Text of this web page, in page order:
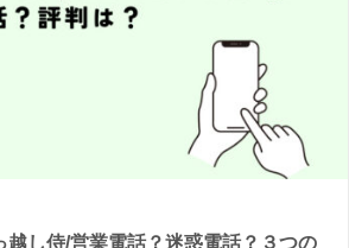
越し侍/営業電話？迷惑電話？３つの